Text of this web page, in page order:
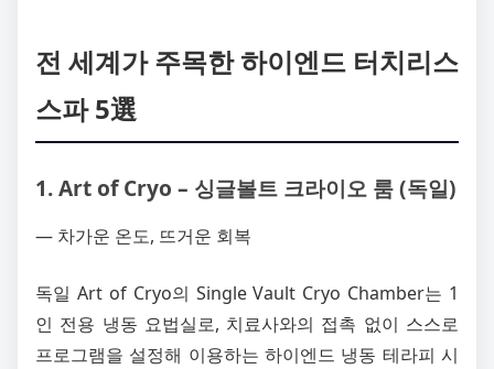
전 세계가 주목한 하이엔드 터치리스
스파 5選
1. Art of Cryo – 싱글볼트 크라이오 룸 (독일)
― 차가운 온도, 뜨거운 회복
독일 Art of Cryo의 Single Vault Cryo Chamber는 1
인 전용 냉동 요법실로, 치료사와의 접촉 없이 스스로
프로그램을 설정해 이용하는 하이엔드 냉동 테라피 시